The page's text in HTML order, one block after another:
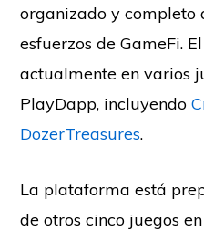
organizado y completo
esfuerzos de GameFi.
actualmente en varios
PlayDapp, incluyendo
DozerTreasures.
La plataforma está
de otros cinco juegos